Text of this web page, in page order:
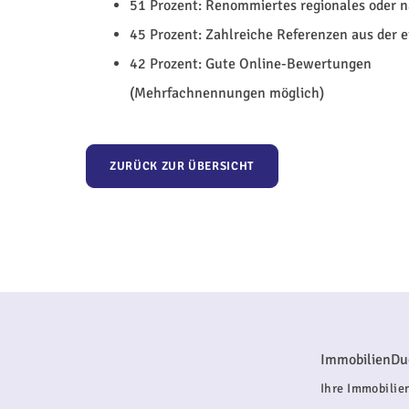
51 Prozent: Renommiertes regionales oder
45 Prozent: Zahlreiche Referenzen aus der
42 Prozent: Gute Online-Bewertungen
(Mehrfachnennungen möglich)
ZURÜCK ZUR ÜBERSICHT
Ihre